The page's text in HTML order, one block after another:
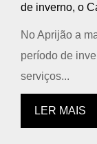
de inverno, o
No Aprijão a
período de
serviços...
LER MAIS